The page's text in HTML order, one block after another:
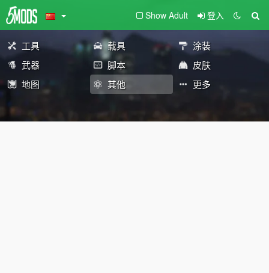
Show Adult 登入
工具 载具
涂装
武器
脚本
皮肤
地图
其他 更多